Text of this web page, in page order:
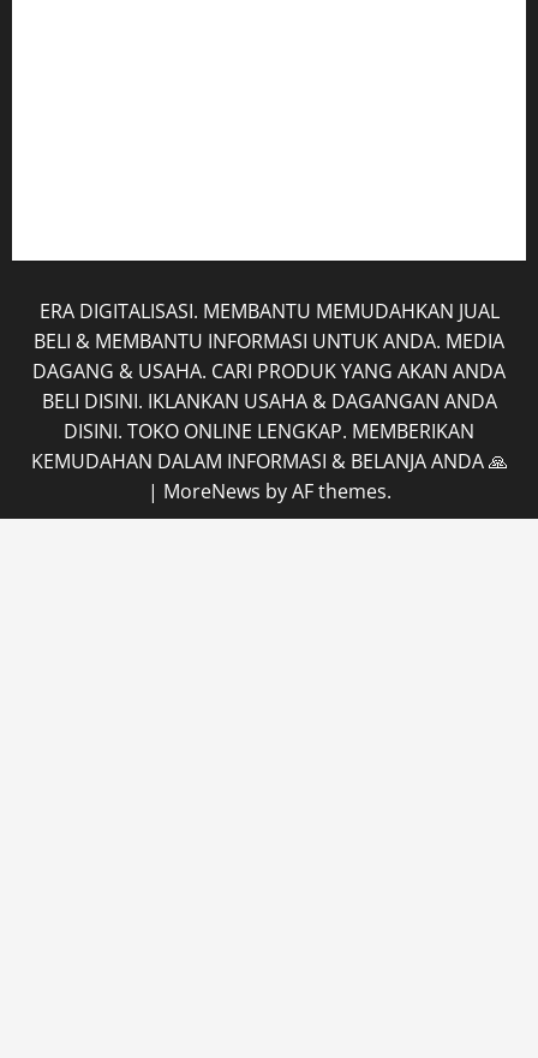
ERA DIGITALISASI. MEMBANTU MEMUDAHKAN JUAL
BELI & MEMBANTU INFORMASI UNTUK ANDA. MEDIA
DAGANG & USAHA. CARI PRODUK YANG AKAN ANDA
BELI DISINI. IKLANKAN USAHA & DAGANGAN ANDA
DISINI. TOKO ONLINE LENGKAP. MEMBERIKAN
KEMUDAHAN DALAM INFORMASI & BELANJA ANDA 🙏
| MoreNews by AF themes.